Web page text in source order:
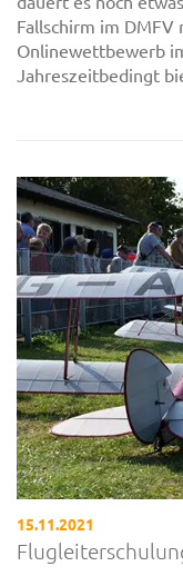
Fallschirm im
Onlinewettbewerb
Jahreszeitbedingt
15.11.2021